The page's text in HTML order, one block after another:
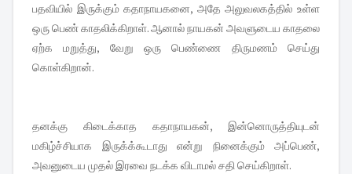
பதவியில் இருக்கும் கதாநாயகனை, அதே அலுவலகத்தில் உள்ள
ஒரு பெண் காதலிக்கிறாள். ஆனால் நாயகன் அவளுடைய காதலை
ஏற்க மறுத்து, வேறு ஒரு பெண்ணை திருமணம் செய்து
கொள்கிறான்.
தனக்கு கிடைக்காத கதாநாயகன், இன்னொருத்தியுடன்
மகிழ்ச்சியாக இருக்க்கூடாது என்று நினைக்கும் அப்பெண்,
அவனுடைய முதல் இரவை நடக்க விடாமல் சதி செய்கிறாள்.